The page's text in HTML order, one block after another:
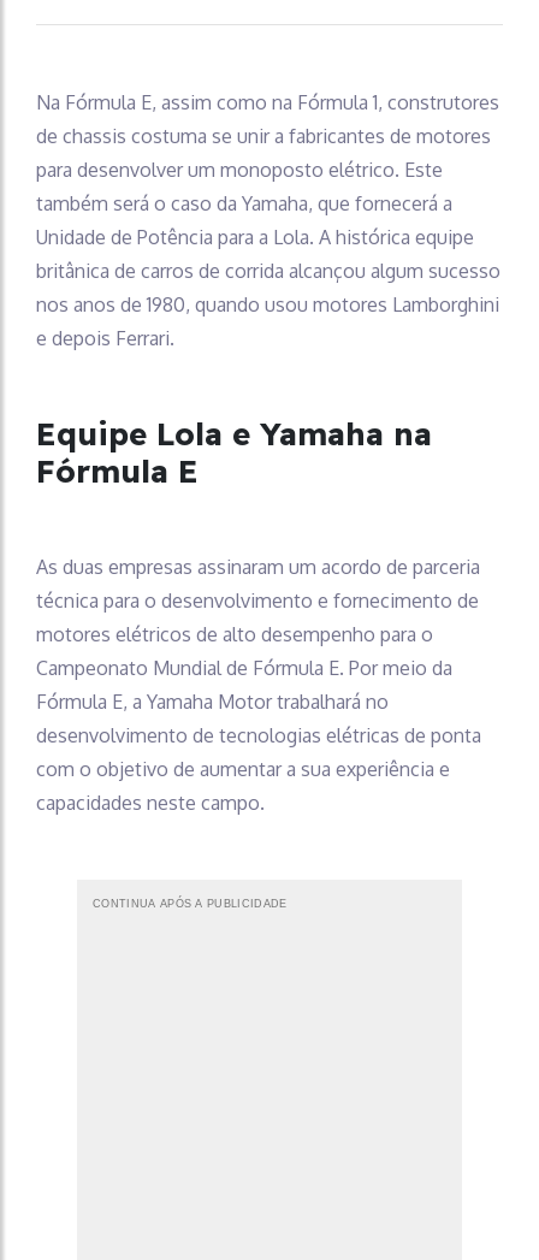
Na Fórmula E, assim como na Fórmula 1, construtores
de chassis costuma se unir a fabricantes de motores
para desenvolver um monoposto elétrico. Este
também será o caso da Yamaha, que fornecerá a
Unidade de Potência para a Lola. A histórica equipe
britânica de carros de corrida alcançou algum sucesso
nos anos de 1980, quando usou motores Lamborghini
e depois Ferrari.
Equipe Lola e Yamaha na
Fórmula E
As duas empresas assinaram um acordo de parceria
técnica para o desenvolvimento e fornecimento de
motores elétricos de alto desempenho para o
Campeonato Mundial de Fórmula E. Por meio da
Fórmula E, a Yamaha Motor trabalhará no
desenvolvimento de tecnologias elétricas de ponta
com o objetivo de aumentar a sua experiência e
capacidades neste campo.
CONTINUA APÓS A PUBLICIDADE